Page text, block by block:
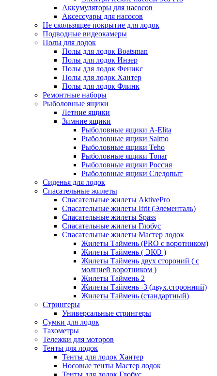
Аккумуляторы для насосов
Аксессуары для насосов
Не скользящее покрытие для лодок
Подводные видеокамеры
Полы для лодок
Полы для лодок Boatsman
Полы для лодок Инзер
Полы для лодок Феникс
Полы для лодок Хантер
Полы для лодок Флинк
Ремонтные наборы
Рыболовные ящики
Летние ящики
Зимние ящики
Рыболовные ящики A-Elita
Рыболовные ящики Salmo
Рыболовные ящики Teho
Рыболовные ящики Tonar
Рыболовные ящики Россия
Рыболовные ящики Следопыт
Сиденья для лодок
Спасательные жилеты
Спасательные жилеты AktivePro
Спасательные жилеты Ifrit (Элементаль)
Спасательные жилеты Spass
Спасательные жилеты Глобус
Спасательные жилеты Мастер лодок
Жилеты Таймень (PRO c воротником)
Жилеты Таймень ( ЭКО )
Жилеты Таймень двух стороний ( с
молнией воротником )
Жилеты Таймень 2
Жилеты Таймень -3 (двух.сторонний)
Жилеты Таймень (стандартный)
Стрингеры
Универсальные стрингеры
Сумки для лодок
Тахометры
Тележки для моторов
Тенты для лодок
Тенты для лодок Хантер
Носовые тенты Мастер лодок
Тенты для лодок Глобус